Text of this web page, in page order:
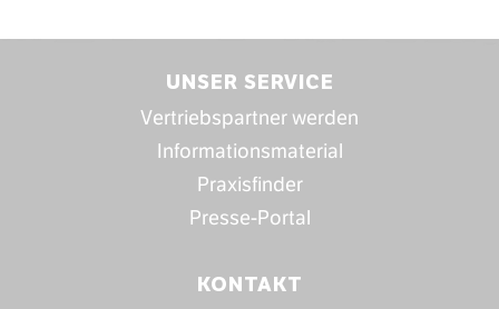
UNSER SERVICE
Vertriebspartner werden
Informationsmaterial
Praxisfinder
Presse-Portal
KONTAKT